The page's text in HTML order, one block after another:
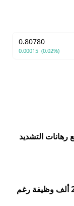
0.80780
0.00015 (0.02%)
التشديد
الوظائف الأمريكية تفاجئ الأسواق بخسارة 23 ألف وظيفة رغم